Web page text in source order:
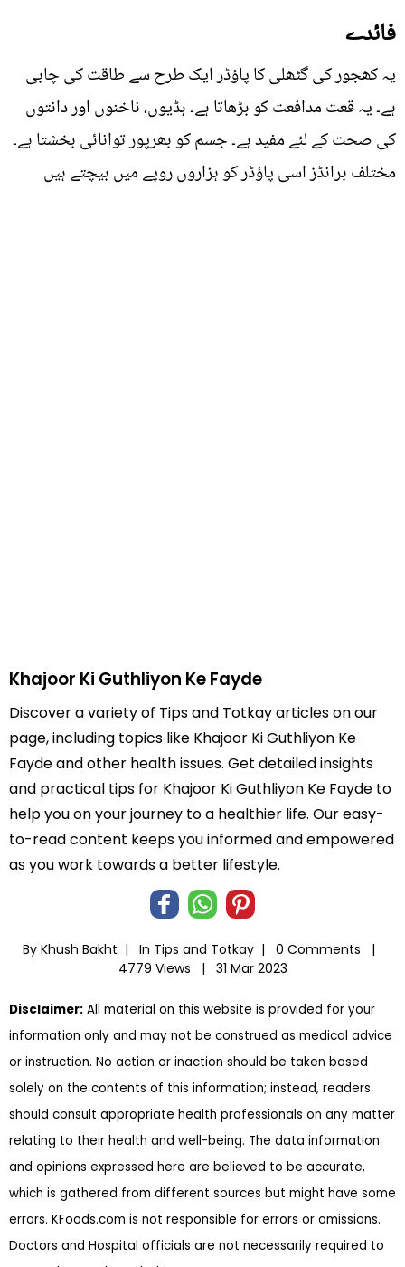
فائدے
یہ کھجور کی گٹھلی کا پاؤڈر ایک طرح سے طاقت کی چابی
ہے۔ یہ قعت مدافعت کو بڑھاتا ہے۔ ہڈیوں، ناخنوں اور دانتوں
کی صحت کے لئے مفید ہے۔ جسم کو بھرپور توانائی بخشتا ہے۔
مختلف برانڈز اسی پاؤڈر کو ہزاروں روپے میں بیچتے ہیں
Khajoor Ki Guthliyon Ke Fayde
Discover a variety of Tips and Totkay articles on our
page, including topics like Khajoor Ki Guthliyon Ke
Fayde and other health issues. Get detailed insights
and practical tips for Khajoor Ki Guthliyon Ke Fayde to
help you on your journey to a healthier life. Our easy-
to-read content keeps you informed and empowered
as you work towards a better lifestyle.
By Khush Bakht | In Tips and Totkay |
0 Comments |
4779 Views |
31 Mar 2023
Disclaimer: All material on this website is provided for your
information only and may not be construed as medical advice
or instruction. No action or inaction should be taken based
solely on the contents of this information; instead, readers
should consult appropriate health professionals on any matter
relating to their health and well-being. The data information
and opinions expressed here are believed to be accurate,
which is gathered from different sources but might have some
errors. KFoods.com is not responsible for errors or omissions.
Doctors and Hospital officials are not necessarily required to